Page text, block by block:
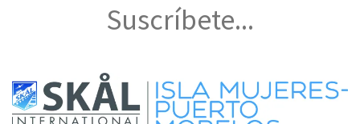
Suscríbete...